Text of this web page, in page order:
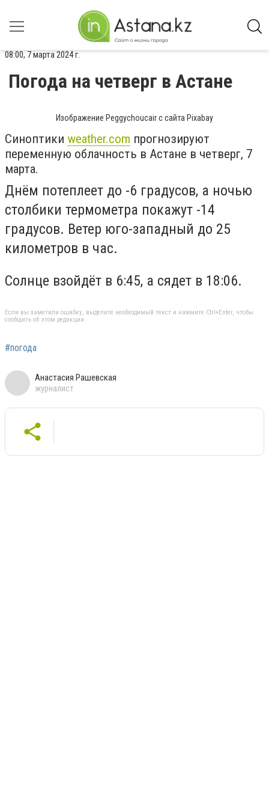
08:00, 7 марта 2024 г.
Погода на четверг в Астане
Изображение Peggychoucair с сайта Pixabay
Синоптики weather.com прогнозируют
переменную облачность в Астане в четверг, 7
марта.
Днём потеплеет до -6 градусов, а ночью
столбики термометра покажут -14
градусов. Ветер юго-западный до 25
километров в час.
Солнце взойдёт в 6:45, а сядет в 18:06.
Если вы заметили ошибку, выделите необходимый текст и нажмите Ctrl+Enter, чтобы
сообщить об этом редакции
#погода
Анастасия Рашевская
журналист